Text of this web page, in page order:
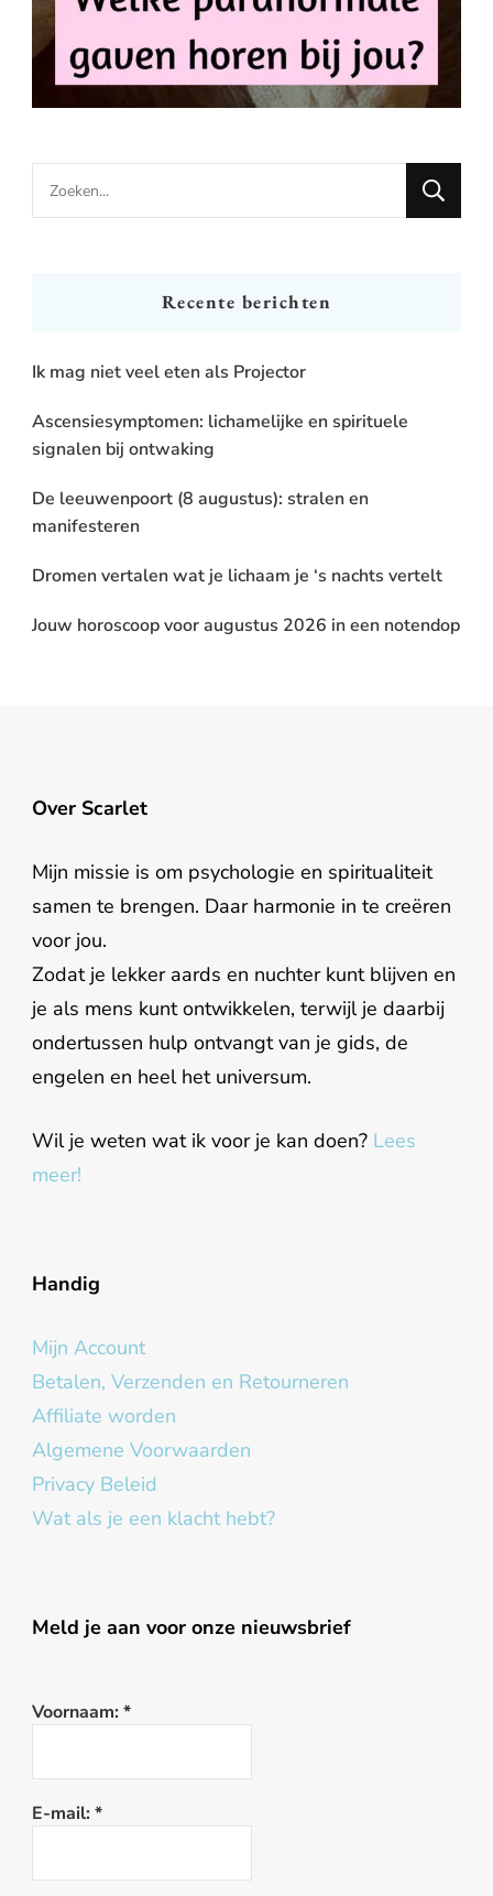
Looking
for
Recente berichten
Ik mag niet veel eten als Projector
Ascensiesymptomen: lichamelijke en spirituele
signalen bij ontwaking
De leeuwenpoort (8 augustus): stralen en
manifesteren
Dromen vertalen wat je lichaam je ‘s nachts vertelt
Jouw horoscoop voor augustus 2026 in een notendop
Over Scarlet
Mijn missie is om psychologie en spiritualiteit
samen te brengen. Daar harmonie in te creëren
voor jou.
Zodat je lekker aards en nuchter kunt blijven en
je als mens kunt ontwikkelen, terwijl je daarbij
ondertussen hulp ontvangt van je gids, de
engelen en heel het universum.
Wil je weten wat ik voor je kan doen? Lees
meer!
Handig
Mijn Account
Betalen, Verzenden en Retourneren
Affiliate worden
Algemene Voorwaarden
Privacy Beleid
Wat als je een klacht hebt?
Meld je aan voor onze nieuwsbrief
Voornaam: *
E-mail: *